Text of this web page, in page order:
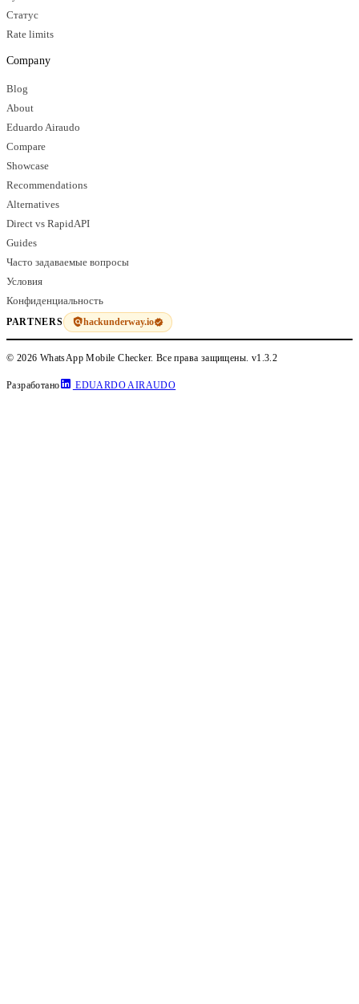
Статус
Rate limits
Company
Blog
About
Eduardo Airaudo
Compare
Showcase
Recommendations
Alternatives
Direct vs RapidAPI
Guides
Часто задаваемые вопросы
Условия
Конфиденциальность
PARTNERS hackunderway.io
© 2026 WhatsApp Mobile Checker. Все права защищены. v1.3.2
Разработано EDUARDO AIRAUDO